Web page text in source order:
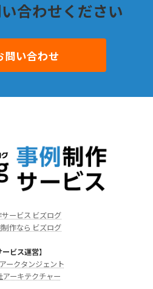
合わせください
問い合わせ
サービス ビズログ
作なら ビズログ
ービス運営】
ークタンジェント
アーキテクチャー